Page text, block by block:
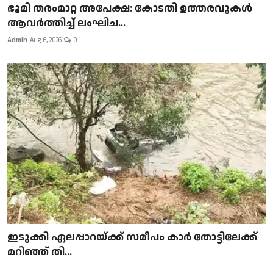
ഭൂമി തരംമാറ്റ അപേക്ഷ: കോടതി ഉത്തരവുകൾ
ആവർത്തിച്ച് ലംഘിച...
Admin Aug 6, 2026 0
ഇടുക്കി ഏലപ്പാറയ്ക്ക് സമീപം കാർ തോട്ടിലേക്ക്
മറിഞ്ഞ് തി...